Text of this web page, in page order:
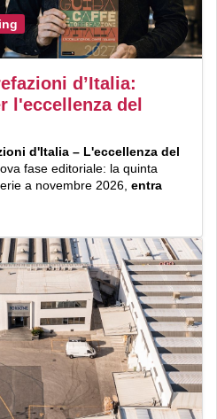
d’Italia:
l'eccellenza del
d'Italia – L'eccellenza del
fase editoriale: la quinta
a novembre 2026, entra